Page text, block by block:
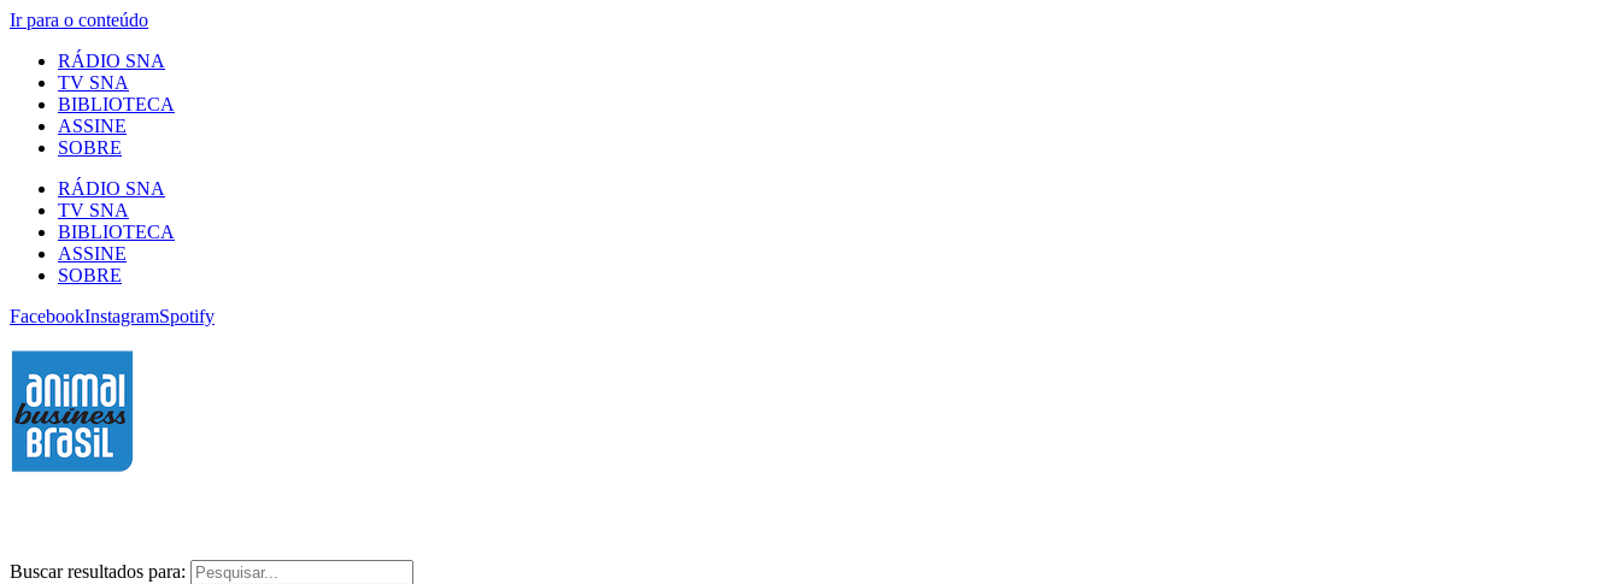
Ir para o conteúdo
RÁDIO SNA
TV SNA
BIBLIOTECA
ASSINE
SOBRE
RÁDIO SNA
TV SNA
BIBLIOTECA
ASSINE
SOBRE
FacebookInstagramSpotify
Buscar resultados para: